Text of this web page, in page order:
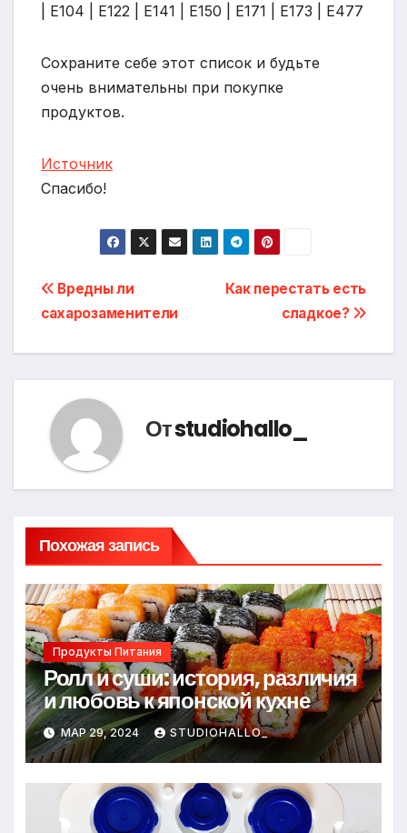
| Е104 | Е122 | Е141 | Е150 | Е171 | Е173 | Е477
Сохраните себе этот список и будьте
очень внимательны при покупке
продуктов.
Источник
Спасибо!
Навигация
по
Как перестать есть
сладкое?
Вредны ли
сахарозаменители
Отstudiohallo_
Похожая запись
Продукты Питания
Ролл и суши: история, различия
и любовь к японской кухне
МАР 29, 2024 STUDIOHALLO_